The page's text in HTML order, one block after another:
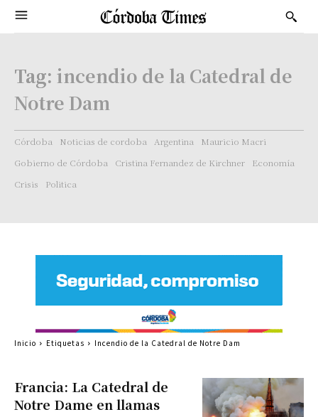
Tag: incendio de la Catedral de
Notre Dam
Córdoba Noticias de cordoba Argentina
Mauricio Macri
Gobierno de Córdoba
Cristina Fernandez de Kirchner
Economía
Crisis
Politica
Francia: La Catedral de
Notre Dame en llamas
Inicio Etiquetas Incendio de la Catedral de Notre Dam